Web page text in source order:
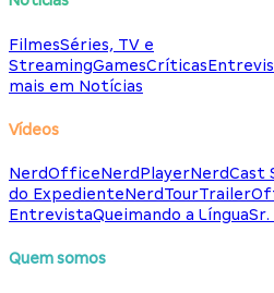
FilmesSéries, TV e
StreamingGamesCríticas
mais em Notícias
Vídeos
NerdOfficeNerdPlayerNerdCast
do ExpedienteNerdTour
EntrevistaQueimando a LínguaSr.
Quem somos